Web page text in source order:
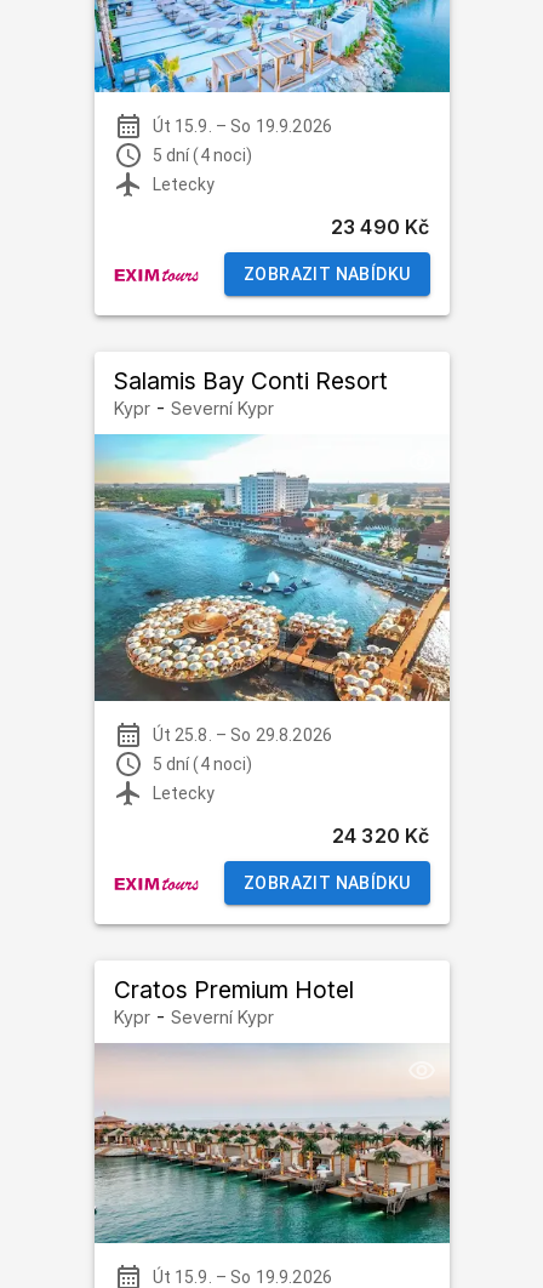
Út 15.9. – So 19.9.2026
5 dní (4 noci)
Letecky
23 490 Kč
ZOBRAZIT NABÍDKU
Salamis Bay Conti Resort
Kypr- Severní Kypr
Út 25.8. – So 29.8.2026
5 dní (4 noci)
Letecky
24 320 Kč
ZOBRAZIT NABÍDKU
Cratos Premium Hotel
Kypr- Severní Kypr
Út 15.9. – So 19.9.2026